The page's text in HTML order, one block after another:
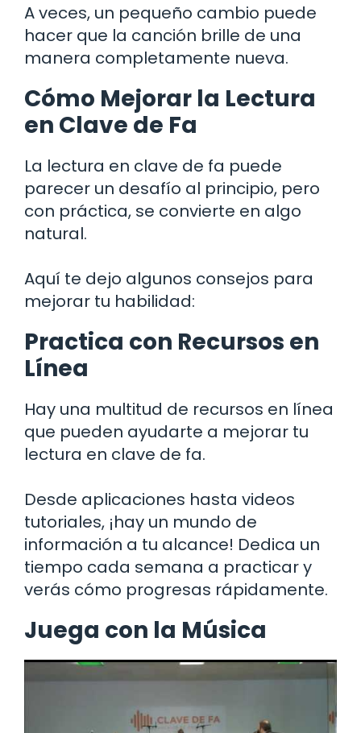
A veces, un pequeño cambio puede
hacer que la canción brille de una
manera completamente nueva.
Cómo Mejorar la Lectura
en Clave de Fa
La lectura en clave de fa puede
parecer un desafío al principio, pero
con práctica, se convierte en algo
natural.
Aquí te dejo algunos consejos para
mejorar tu habilidad:
Practica con Recursos en
Línea
Hay una multitud de recursos en línea
que pueden ayudarte a mejorar tu
lectura en clave de fa.
Desde aplicaciones hasta videos
tutoriales, ¡hay un mundo de
información a tu alcance! Dedica un
tiempo cada semana a practicar y
verás cómo progresas rápidamente.
Juega con la Música